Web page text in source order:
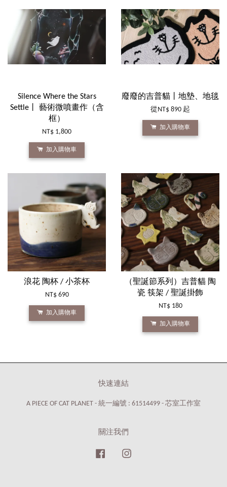
Silence Where the Stars
Settle丨 藝術微噴畫作（含
框）
NT$ 1,800
加入購物車
廢廢的吉普貓丨地墊、地毯
從 NT$ 890 起
加入購物車
浪花 陶杯 / 小茶杯
NT$ 690
加入購物車
（聖誕節系列）吉普貓 陶
瓷 筷架 / 聖誕掛飾
NT$ 180
加入購物車
快速連結
A PIECE OF CAT PLANET - 統一編號 : 61514499 - 芯室工作室
關注我們
Facebook